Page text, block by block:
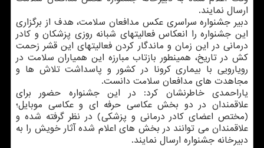
ارسال نمایند.
دبیر جشنواره سراسری عکس مدافعان سلامت، هدف از برگزاری
این جشنواره را انعکاس فعالیتهای شبانه روزی پزشکان و کادر
درمانی در این زمان و ماندگار کردن فعالیتهای این قشر زحمت
کش در تاریخ، همینطور بازتاب مبارزه این همیاران سلامت در
رویارویی با بیماری کرونا در کشور و پاسداشت تلاش ها و
مجاهدت های مدافعان سلامت دانست.
یاراحمدی خاطرنشان کرد: در این جشنواره حضور برای
علاقمندان در دو بخش عکاسی حرفه ای و عکاسی موبایل؛
(مختص اعضای کادر درمانی و پزشکی) در نظر گرفته شده و
علاقمندان می توانند در بخش های اعلام شده آثار خویش را به
دبیرخانه جشنواره ارسال نمایند.